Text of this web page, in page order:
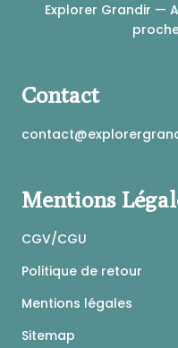
Explorer Grandir —
Contact
Mentions
CGV/CGU
Politique de retour
Mentions légales
Sitemap